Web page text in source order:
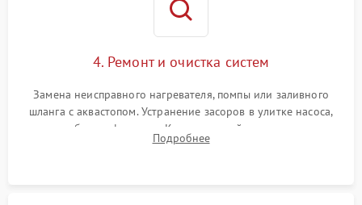
4. Ремонт и очистка систем
Замена неисправного нагревателя, помпы или заливного
шланга с аквастопом. Устранение засоров в улитке насоса,
патрубках и фильтрах. Компонентный ремонт платы
управления, восстановление поврежденной проводки.
Подробнее